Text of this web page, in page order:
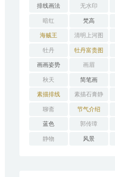
排线画法 无水印
暗红 梵高
海贼王 清明上河图
牡丹 牡丹富贵图
画画姿势 画眉
秋天 简笔画
素描排线 素描石膏静
物
聊斋 节气介绍
蓝色 郭传璋
静物 风景